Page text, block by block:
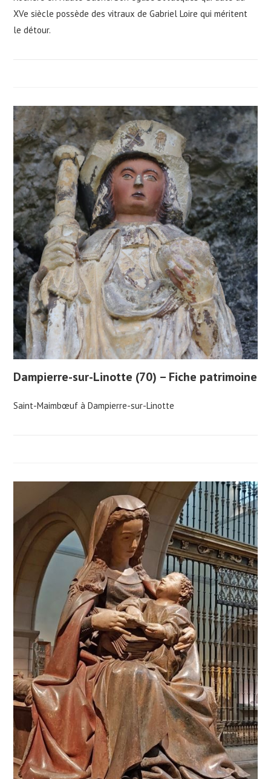
XVe siècle possède des vitraux de Gabriel Loire qui méritent
le détour.
Dampierre-sur-Linotte (70) – Fiche patrimoine
Saint-Maimbœuf à Dampierre-sur-Linotte